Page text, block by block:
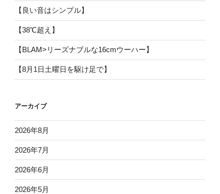
【良い音はシンプル】
【38℃超え】
【BLAM>リーズナブルな16cmウーハー】
【8月1日土曜日を駆け足で】
アーカイブ
2026年8月
2026年7月
2026年6月
2026年5月